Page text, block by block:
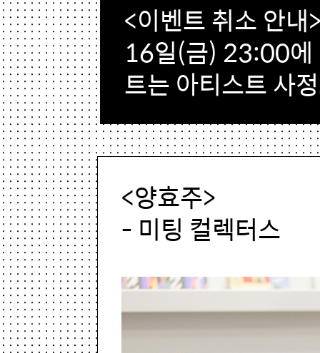
<이벤트 취소 안내
16일(금) 23:00에
트는 아티스트 사
<양효주>
- 미팅 컬렉터스